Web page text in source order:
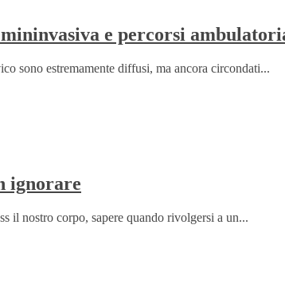
e percorsi
sono estremamente diffusi, ma ancora circondati...
ignorare
il nostro corpo, sapere quando rivolgersi a un...